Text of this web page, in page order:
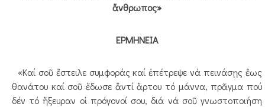
ἄνθρωπος»
ΕΡΜΗΝΕΙΑ
«Καί σοῦ ἔστειλε συμφοράς καί ἐπέτρεψε νά πεινάσῃς ἕως
θανάτου καί σοῦ ἔδωσε ἄντί ἄρτου τό μάννα, πρᾶγμα πού
δέν τό ἤξευραν οἱ πρόγονοί σου, διά νά σοῦ γνωστοποιήση